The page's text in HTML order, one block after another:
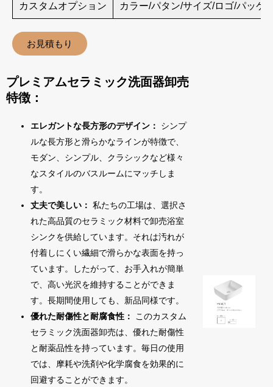
カスタムオプション カラー/パタン/サイズ/ロゴ/パッケ
お見積もり
プレミアムセラミック洗面器卸売
特徴：
エレガントな長方形のデザイン： シンプ
ルな長方形と滑らかなラインが特徴で、
モダン、シンプル、クラシックなど様々
なスタイルのバスルームにマッチしま
す。
丈夫で美しい： 私たちの工場は、選択さ
れた高品質のセラミック材料で卸売浴室
シンクを供給しています。それは汚れが
付着しにくい繊細で滑らかな表面を持っ
ています。したがって、お手入れが簡単
で、高い光沢を維持することができま
す。長期間使用しても、新品同様です。
優れた耐傷性と耐腐食性：
このカスタム
セラミック洗面器卸売は、優れた耐傷性
と耐薬品性を持っています。毎日の使用
では、摩耗や洗剤や化学腐食を効果的に
回避することができます。